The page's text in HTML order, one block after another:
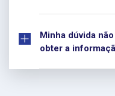
Minha dúvida
obter a